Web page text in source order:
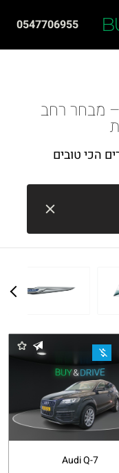
0547706955
חדש 0 ק"מ – מבחר רחב
הכי טובים
Audi Q-7